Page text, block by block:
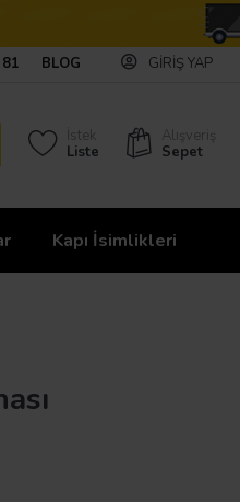
BLOG GIRIŞ YAP
İstek
Liste
Alışveriş
Sepet
Kapı İsimlikleri